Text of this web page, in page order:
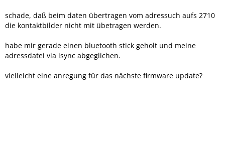
schade, daß beim daten übertragen vom adressuch aufs 2710
die kontaktbilder nicht mit übetragen werden.
habe mir gerade einen bluetooth stick geholt und meine
adressdatei via isync abgeglichen.
vielleicht eine anregung für das nächste firmware update?